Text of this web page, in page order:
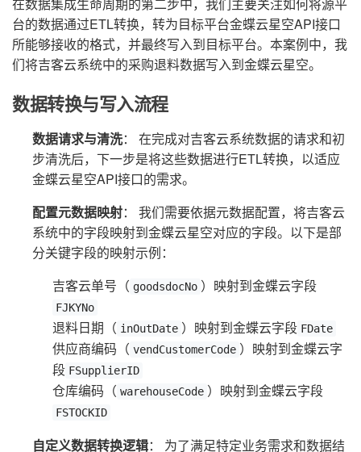
台的数据通过ETL转换，转为目标平台金蝶云星空API接口
所能够接收的格式，并最终写入到目标平台。本案例中，我
们将吉客云系统中的采购退料数据写入到金蝶云星空。
数据转换与写入流程
数据请求与清洗： 在完成对吉客云系统数据的请求和初
步清洗后，下一步是将这些数据进行ETL转换，以适应
金蝶云星空API接口的需求。
配置元数据映射： 我们需要依据元数据配置，将吉客云
系统中的字段映射到金蝶云星空对应的字段。以下是部
分关键字段的映射示例：
吉客云单号（ goodsdocNo ）映射到金蝶云字段
FJKYNo
退料日期（ inOutDate ）映射到金蝶云字段 FDate
供应商编码（ vendCustomerCode ）映射到金蝶云字
段 FSupplierID
仓库编码（ warehouseCode ）映射到金蝶云字段
FSTOCKID
自定义数据转换逻辑： 为了满足特定业务需求和数据结